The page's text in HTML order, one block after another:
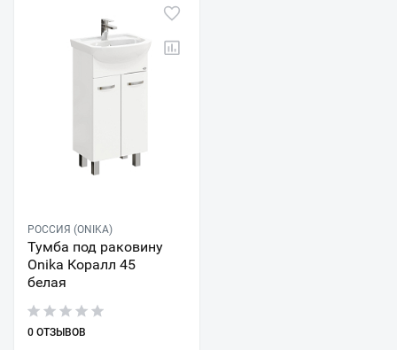
РОССИЯ (ONIKA)
Тумба под раковину
Onika Коралл 45
белая
0 ОТЗЫВОВ